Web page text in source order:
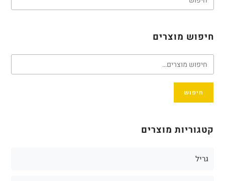
חיפוש מוצרים
חיפוש
קטגוריות מוצרים
גריל